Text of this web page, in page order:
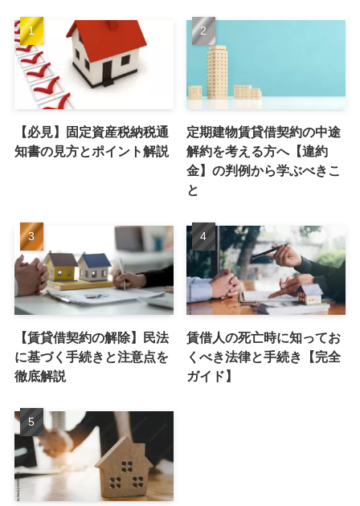
【必見】固定資産税納税通
知書の見方とポイント解説
定期建物賃貸借契約の中途
解約を考える方へ【違約
金】の判例から学ぶべきこ
と
【賃貸借契約の解除】民法
に基づく手続きと注意点を
徹底解説
賃借人の死亡時に知ってお
くべき法律と手続き【完全
ガイド】